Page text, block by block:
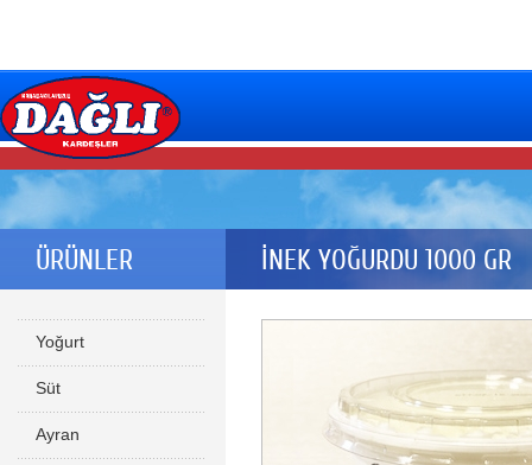
ÜRÜNLER
Yoğurt
Süt
Ayran
İNEK YOĞURDU 1000 GR